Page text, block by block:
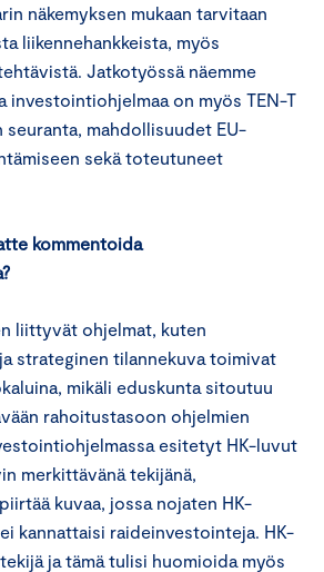
näkemyksen mukaan tarvitaan
liikennehankkeista, myös
Jatkotyössä näemme
investointiohjelmaa on myös TEN-T
mahdollisuudet EU-
sekä toteutuneet
kommentoida
liittyvät ohjelmat, kuten
strateginen tilannekuva toimivat
mikäli eduskunta sitoutuu
rahoitustasoon ohjelmien
esitetyt HK-luvut
merkittävänä tekijänä,
kuvaa, jossa nojaten HK-
kannattaisi raideinvestointeja. HK-
ja tämä tulisi huomioida myös